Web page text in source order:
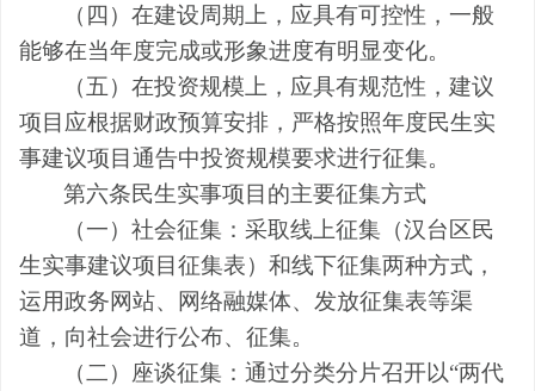
（四）在建设周期上，应具有可控性，一般
能够在当年度完成或形象进度有明显变化。
（五）在投资规模上，应具有规范性，建议
项目应根据财政预算安排，严格按照年度民生实
事建议项目通告中投资规模要求进行征集。
第六条民生实事项目的主要征集方式
（一）社会征集：采取线上征集（汉台区民
生实事建议项目征集表）和线下征集两种方式，
运用政务网站、网络融媒体、发放征集表等渠
道，向社会进行公布、 征集。
（二）座谈征集：通过分类分片召开以“两代